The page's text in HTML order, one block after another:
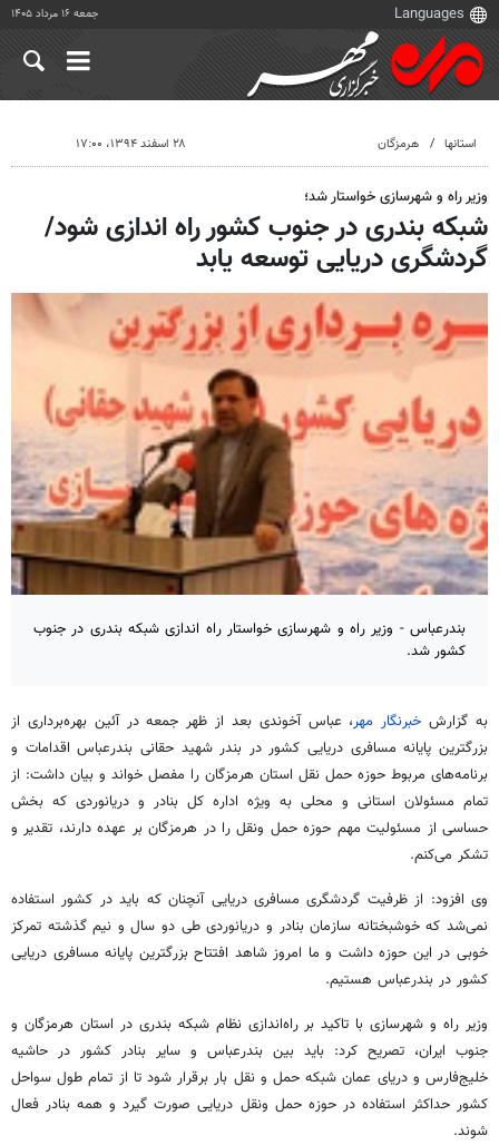
جمعه ۱۶ مرداد ۱۴۰۵
استانها هرمزگان ۲۸ اسفند ۱۳۹۴، ۱۷:۰۰
وزیر راه و شهرسازی خواستار شد؛
شبکه بندری در جنوب کشور راه اندازی شود/
گردشگری دریایی توسعه یابد
بندرعباس - وزیر راه و شهرسازی خواستار راه اندازی شبکه بندری در جنوب
کشور شد.
به گزارش خبرنگار مهر، عباس آخوندی بعد از ظهر جمعه در آئین بهره‌برداری از
بزرگترین پایانه مسافری دریایی کشور در بندر شهید حقانی بندرعباس اقدامات و
برنامه‌های مربوط حوزه حمل نقل استان هرمزگان را مفصل خواند و بیان داشت: از
تمام مسئولان استانی و محلی به ویژه اداره کل بنادر و دریانوردی که بخش
حساسی از مسئولیت مهم حوزه حمل ونقل را در هرمزگان بر عهده دارند، تقدیر و
تشکر می‌کنم.
وی افزود: از ظرفیت گردشگری مسافری دریایی آنچنان که باید در کشور استفاده
نمی‌شد که خوشبختانه سازمان بنادر و دریانوردی طی دو سال و نیم گذشته تمرکز
خوبی در این حوزه داشت و ما امروز شاهد افتتاح بزرگترین پایانه مسافری دریایی
کشور در بندرعباس هستیم.
وزیر راه و شهرسازی با تاکید بر راه‌اندازی نظام شبکه بندری در استان هرمزگان و
جنوب ایران، تصریح کرد: باید بین بندرعباس و سایر بنادر کشور در حاشیه
خلیج‌فارس و دریای عمان شبکه حمل و نقل بار برقرار شود تا از تمام طول سواحل
کشور حداکثر استفاده در حوزه حمل ونقل دریایی صورت گیرد و همه بنادر فعال
شوند.